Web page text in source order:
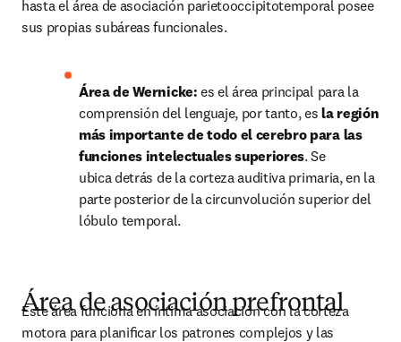
hasta el área de asociación parietooccipitotemporal posee
sus propias subáreas funcionales.
Área de Wernicke: es el área principal para la
comprensión del lenguaje, por tanto, es la región
más importante de todo el cerebro para las
funciones intelectuales superiores. Se
ubica detrás de la corteza auditiva primaria, en la
parte posterior de la circunvolución superior del
lóbulo temporal.
Área de asociación prefrontal
Este área funciona en íntima asociación con la corteza
motora para planiﬁcar los patrones complejos y las